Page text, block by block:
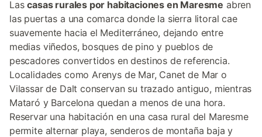
Lascasas rurales por habitaciones en Maresme abren
las puertas a una comarca donde la sierra litoral cae
suavemente hacia el Mediterráneo, dejando entre
medias viñedos, bosques de pino y pueblos de
pescadores convertidos en destinos de referencia.
Localidades como Arenys de Mar, Canet de Mar o
Vilassar de Dalt conservan su trazado antiguo, mientras
Mataró y Barcelona quedan a menos de una hora.
Reservar una habitación en una casa rural del Maresme
permite alternar playa, senderos de montaña baja y